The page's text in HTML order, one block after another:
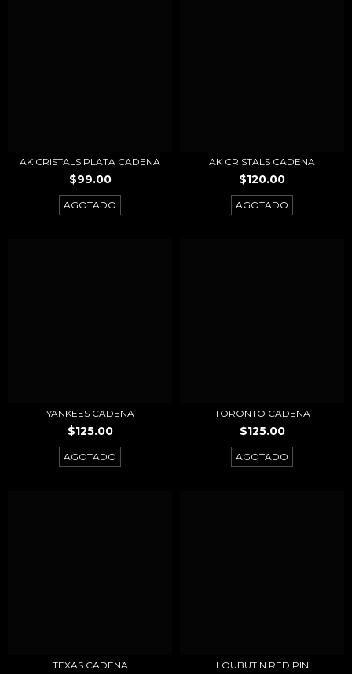
AK CRISTALS PLATA CADENA
$99.00
AGOTADO
AK CRISTALS CADENA
$120.00
AGOTADO
YANKEES CADENA
$125.00
AGOTADO
TORONTO CADENA
$125.00
AGOTADO
TEXAS CADENA LOUBUTIN RED PIN